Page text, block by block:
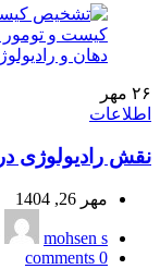
۲۶ مهر
اطلاعات
نقش رادیولوژی
مهر 26, 1404
mohsen s
0
comments